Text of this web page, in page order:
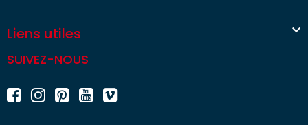
Liens utiles 
SUIVEZ-NOUS